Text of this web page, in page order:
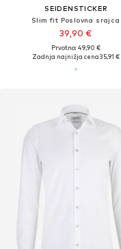
SEIDENSTICKER
Slim fit Poslovna srajca
39,90 €
Prvotno: 49,90 €
Zadnja najnižja cena35,91 €